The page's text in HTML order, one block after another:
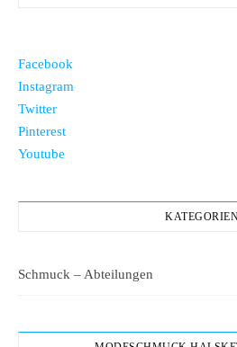
Facebook
Instagram
Twitter
Pinterest
Youtube
Schmuck – Abteilungen